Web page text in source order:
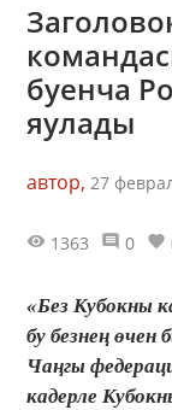
буенча
яулады
автор, 27
1363 0
«Без Кубокны
бу безнең
Чаңгы
кадерле